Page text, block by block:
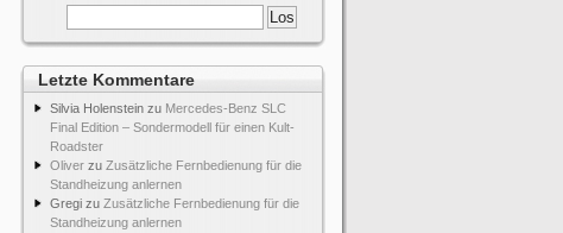
Letzte Kommentare
Silvia Holenstein zu Mercedes-Benz SLC
Final Edition – Sondermodell für einen Kult-
Roadster
Oliver zu Zusätzliche Fernbedienung für die
Standheizung anlernen
Gregi zu Zusätzliche Fernbedienung für die
Standheizung anlernen